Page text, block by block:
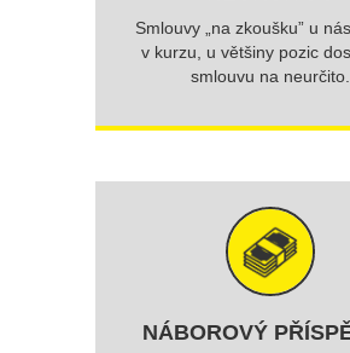
Smlouvy „na zkoušku” u
v kurzu, u většiny pozic
smlouvu na neurčito.
NÁBOROVÝ